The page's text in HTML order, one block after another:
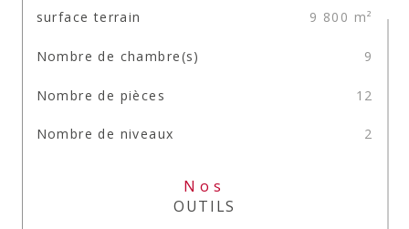
surface terrain 9 800 m²
Nombre de chambre(s) 9
Nombre de pièces 12
Nombre de niveaux 2
Nos
OUTILS